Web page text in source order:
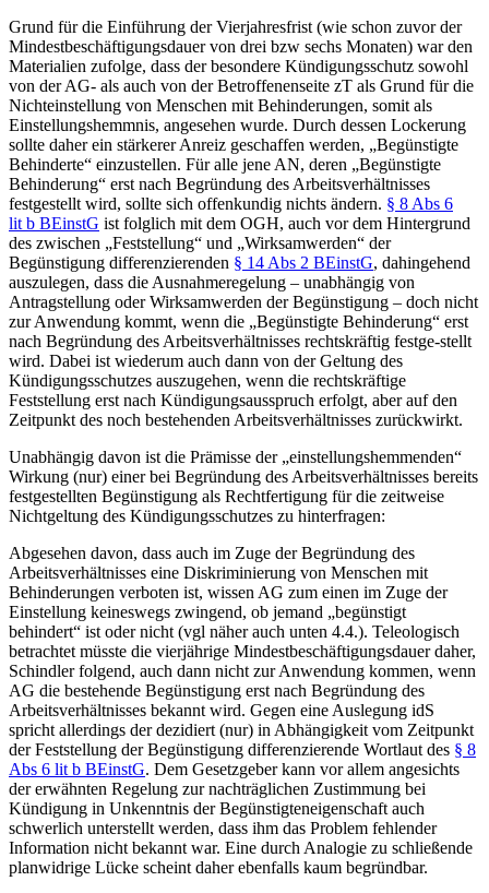
Grund für die Einführung der Vierjahresfrist (wie schon zuvor der
Mindestbeschäftigungsdauer von drei bzw sechs Monaten) war den
Materialien zufolge, dass der besondere Kündigungsschutz sowohl
von der AG- als auch von der Betroffenenseite zT als Grund für die
Nichteinstellung von Menschen mit Behinderungen, somit als
Einstellungshemmnis, angesehen wurde. Durch dessen Lockerung
sollte daher ein stärkerer Anreiz geschaffen werden, „Begünstigte
Behinderte“ einzustellen. Für alle jene AN, deren „Begünstigte
Behinderung“ erst nach Begründung des Arbeitsverhältnisses
festgestellt wird, sollte sich offenkundig nichts ändern. § 8 Abs 6
lit b BEinstG ist folglich mit dem OGH, auch vor dem Hintergrund
des zwischen „Feststellung“ und „Wirksamwerden“ der
Begünstigung differenzierenden § 14 Abs 2 BEinstG, dahingehend
auszulegen, dass die Ausnahmeregelung – unabhängig von
Antragstellung oder Wirksamwerden der Begünstigung – doch nicht
zur Anwendung kommt, wenn die „Begünstigte Behinderung“ erst
nach Begründung des Arbeitsverhältnisses rechtskräftig festge-stellt
wird. Dabei ist wiederum auch dann von der Geltung des
Kündigungsschutzes auszugehen, wenn die rechtskräftige
Feststellung erst nach Kündigungsausspruch erfolgt, aber auf den
Zeitpunkt des noch bestehenden Arbeitsverhältnisses zurückwirkt.
Unabhängig davon ist die Prämisse der „einstellungshemmenden“
Wirkung (nur) einer bei Begründung des Arbeitsverhältnisses bereits
festgestellten Begünstigung als Rechtfertigung für die zeitweise
Nichtgeltung des Kündigungsschutzes zu hinterfragen:
Abgesehen davon, dass auch im Zuge der Begründung des
Arbeitsverhältnisses eine Diskriminierung von Menschen mit
Behinderungen verboten ist, wissen AG zum einen im Zuge der
Einstellung keineswegs zwingend, ob jemand „begünstigt
behindert“ ist oder nicht (vgl näher auch unten 4.4.). Teleologisch
betrachtet müsste die vierjährige Mindestbeschäftigungsdauer daher,
Schindlerfolgend, auch dann nicht zur Anwendung kommen, wenn
AG die bestehende Begünstigung erst nach Begründung des
Arbeitsverhältnisses bekannt wird. Gegen eine Auslegung idS
spricht allerdings der dezidiert (nur) in Abhängigkeit vom Zeitpunkt
der Feststellung der Begünstigung differenzierende Wortlaut des § 8
Abs 6 lit b BEinstG. Dem Gesetzgeber kann vor allem angesichts
der erwähnten Regelung zur nachträglichen Zustimmung bei
Kündigung in Unkenntnis der Begünstigteneigenschaft auch
schwerlich unterstellt werden, dass ihm das Problem fehlender
Information nicht bekannt war. Eine durch Analogie zu schließende
planwidrige Lücke scheint daher ebenfalls kaum begründbar.